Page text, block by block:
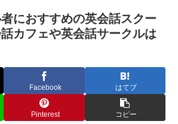
におすすめの英会話スクー
カフェや英会話サークルは
Facebook はてブ
Pinterest コピー